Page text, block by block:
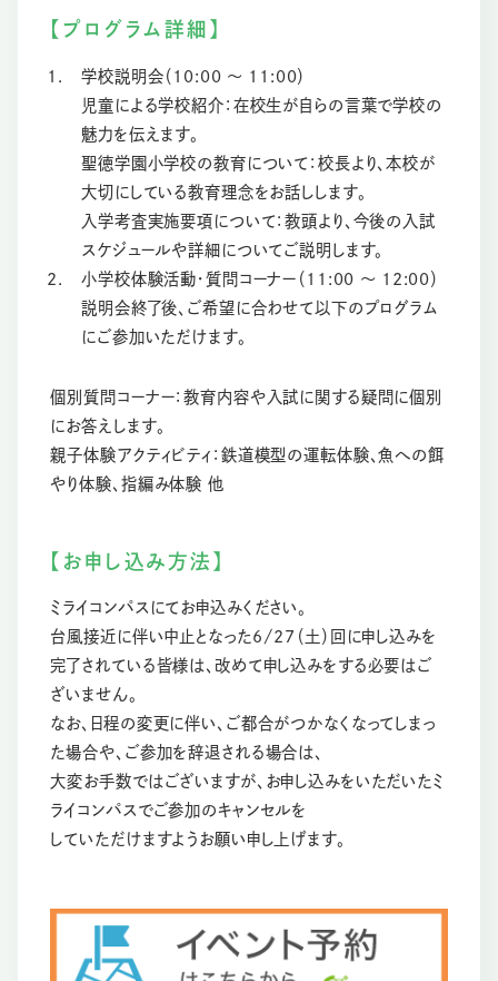
【プログラム詳細】
学校説明会（10:00 〜 11:00）
児童による学校紹介：在校生が自らの言葉で学校の
魅力を伝えます。
聖徳学園小学校の教育について：校長より、本校が
大切にしている教育理念をお話しします。
入学考査実施要項について：教頭より、今後の入試
スケジュールや詳細についてご説明します。
小学校体験活動・質問コーナー（11:00 〜 12:00）
説明会終了後、ご希望に合わせて以下のプログラム
にご参加いただけます。
個別質問コーナー：教育内容や入試に関する疑問に個別
にお答えします。
親子体験アクティビティ：鉄道模型の運転体験、魚への餌
やり体験、指編み体験 他
【お申し込み方法】
ミライコンパスにてお申込みください。
台風接近に伴い中止となった6/27（土）回に申し込みを
完了されている皆様は、改めて申し込みをする必要はご
ざいません。
なお、日程の変更に伴い、ご都合がつかなくなってしまっ
た場合や、ご参加を辞退される場合は、
大変お手数ではございますが、お申し込みをいただいたミ
ライコンパスでご参加のキャンセルを
していただけますようお願い申し上げます。